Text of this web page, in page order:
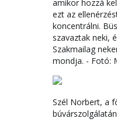
amikor hozzá
ezt az
koncentrálni.
szavaztak neki,
Szakmailag
mondja. - Fotó:
Szél Norbert, a